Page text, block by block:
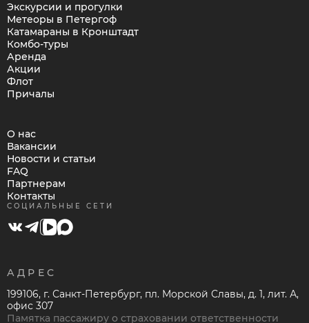
Экскурсии и прогулки
Метеоры в Петергоф
Катамараны в Кронштадт
Комбо-туры
Аренда
Акции
Флот
Причалы
О нас
Вакансии
Новости и статьи
FAQ
Партнерам
Контакты
СОЦИАЛЬНЫЕ СЕТИ
АДРЕС
199106, г. Санкт-Петербург, пл. Морской Славы, д. 1, лит. А,
офис 307
Памятка пассажиру о страховании ответственности